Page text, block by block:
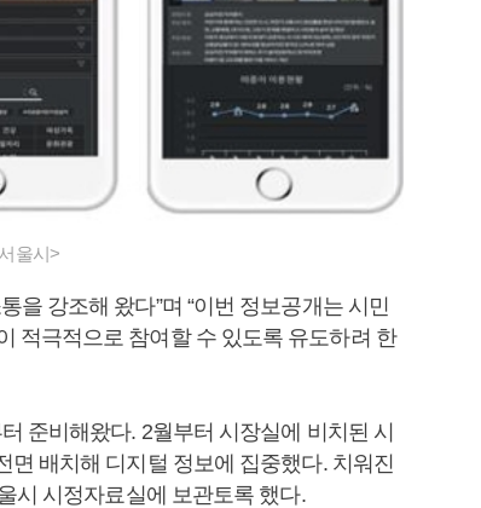
울시>
을 강조해 왔다”며 “이번 정보공개는 시민
적극적으로 참여할 수 있도록 유도하려 한
준비해왔다. 2월부터 시장실에 비치된 시
배치해 디지털 정보에 집중했다. 치워진
시 시정자료실에 보관토록 했다.